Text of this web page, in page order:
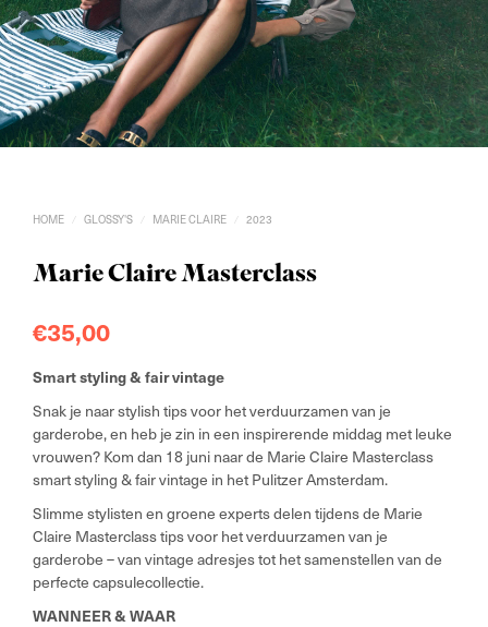
HOME / GLOSSY'S / MARIE CLAIRE / 2023
Marie Claire Masterclass
€35,00
Smart styling & fair vintage
Snak je naar stylish tips voor het verduurzamen van je
garderobe, en heb je zin in een inspirerende middag met leuke
vrouwen? Kom dan 18 juni naar de Marie Claire Masterclass
smart styling & fair vintage in het Pulitzer Amsterdam.
Slimme stylisten en groene experts delen tijdens de Marie
Claire Masterclass tips voor het verduurzamen van je
garderobe – van vintage adresjes tot het samenstellen van de
perfecte capsulecollectie.
WANNEER & WAAR